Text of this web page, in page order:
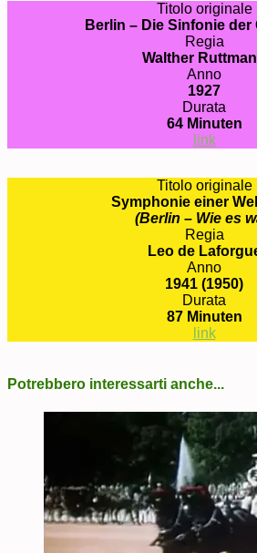
Titolo originale
Berlin – Die Sinfonie der
Regia
Walther
Anno
1927
Durata
64 Minuten
link
Titolo originale
Symphonie einer
(Berlin – Wie es
Regia
Leo de
Anno
1941 (1950)
Durata
87 Minuten
link
Potrebbero interessarti anche...